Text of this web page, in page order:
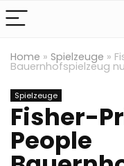
Home » Spielzeuge »
Bauernhofspielzeug
Spielzeuge
Fisher-
People